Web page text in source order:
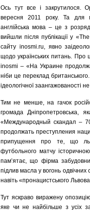
Ось тут все і закрутилося.
вересня 2011 року. Та для
англійська мова – це з
вийшли після публікації у
сайту inosmi.ru, явно
щодо українських питань. Про
inosmi – «На Украине
ніби це переклад
ідеологічної заангажованості
Тим не менше, на гачок
громада Дніпропетровська,
«Международный скандал –
продолжать преступления
припущення про те, що
футбольного матчу
пам’ятає, що фірма
підлив масла у вогонь одвічних
навіть «пронацистського
Тут яскраво виражену
яке чи не найбільше з усіх